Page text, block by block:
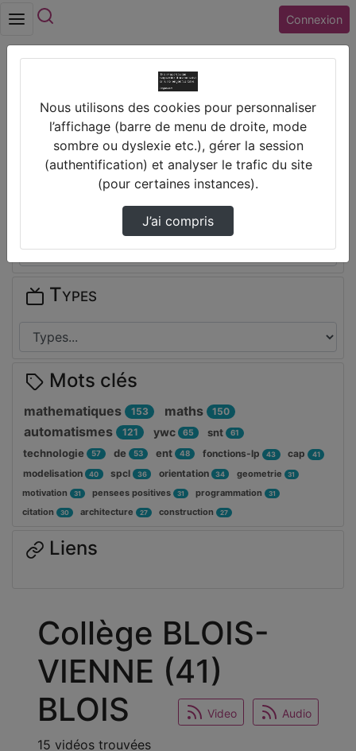
Connexion
Collège BLOIS-
VIENNE (41)
BLOIS
Video Audio
15 vidéos trouvées
Thèmes de Collège BLOIS-VIENNE
(41) BLOIS
Disciplines
Types
Mots clés
mathematiques 153 maths 150
automatismes 121 ywc 65 snt 61
technologie 57 de 53 ent 48 fonctions-lp 43 cap 41
modelisation 40 spcl 36 orientation 34 geometrie 31
motivation 31 pensees positives 31 programmation 31
citation 30 architecture 27 construction 27
Liens
Nous utilisons des cookies pour personnaliser
l’affichage (barre de menu de droite, mode
sombre ou dyslexie etc.), gérer la session
(authentification) et analyser le trafic du site
(pour certaines instances).
J’ai compris